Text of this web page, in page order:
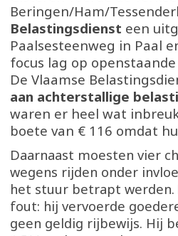
Beringen/Ham/
Belastingsdienst een
Paalsesteenweg in Paal
focus lag op
De Vlaamse
aan achterstallige
waren er heel wat
boete van € 116 omdat
Daarnaast moesten vier
wegens rijden onder
het stuur betrapt
fout: hij vervoerde
geen geldig rijbewijs. Hij